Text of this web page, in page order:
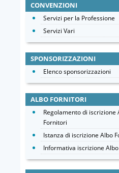
CONVENZIONI
Servizi per la Professione
Servizi Vari
SPONSORIZZAZIONI
Elenco sponsorizzazioni
ALBO FORNITORI
Regolamento di iscrizione
Fornitori
Istanza di iscrizione Albo
Informativa iscrizione